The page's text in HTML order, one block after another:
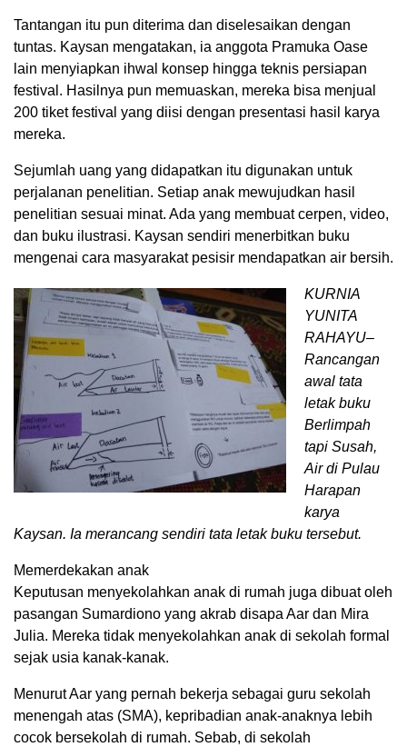
Tantangan itu pun diterima dan diselesaikan dengan
tuntas. Kaysan mengatakan, ia anggota Pramuka Oase
lain menyiapkan ihwal konsep hingga teknis persiapan
festival. Hasilnya pun memuaskan, mereka bisa menjual
200 tiket festival yang diisi dengan presentasi hasil karya
mereka.
Sejumlah uang yang didapatkan itu digunakan untuk
perjalanan penelitian. Setiap anak mewujudkan hasil
penelitian sesuai minat. Ada yang membuat cerpen, video,
dan buku ilustrasi. Kaysan sendiri menerbitkan buku
mengenai cara masyarakat pesisir mendapatkan air bersih.
KURNIA
YUNITA
RAHAYU–
Rancangan
awal tata
letak buku
Berlimpah
tapi Susah,
Air di Pulau
Harapan
karya
Kaysan. Ia merancang sendiri tata letak buku tersebut.
Memerdekakan anak
Keputusan menyekolahkan anak di rumah juga dibuat oleh
pasangan Sumardiono yang akrab disapa Aar dan Mira
Julia. Mereka tidak menyekolahkan anak di sekolah formal
sejak usia kanak-kanak.
Menurut Aar yang pernah bekerja sebagai guru sekolah
menengah atas (SMA), kepribadian anak-anaknya lebih
cocok bersekolah di rumah. Sebab, di sekolah